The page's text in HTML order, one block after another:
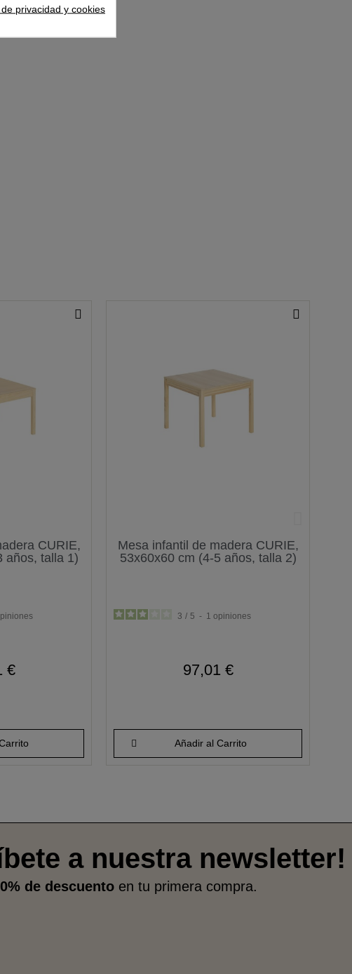
CURIE,
años, talla 1)
€
Mesa infantil de madera CURIE,
53x60x60 cm (4-5 años, talla 2)
3 / 5 - 1 opiniones
97,01 €
Añadir al Carrito
a nuestra newsletter!
de descuento en tu primera compra.
privacidad y cookies